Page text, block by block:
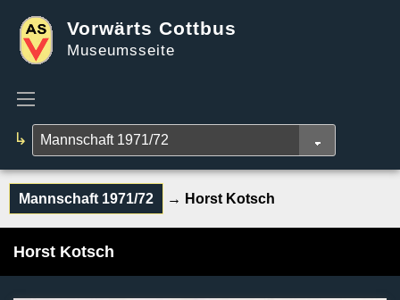
Vorwärts Cottbus
Museumsseite
↳
Mannschaft 1971/72 → Horst Kotsch
Horst Kotsch